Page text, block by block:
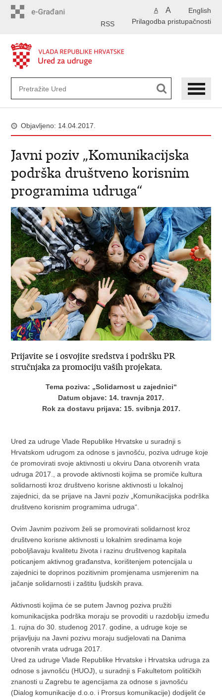
English
A A
Prilagodba pristupačnosti
RSS
Objavljeno: 14.04.2017.
Javni poziv „Komunikacijska
podrška društveno korisnim
programima udruga“
Prijavite se i osvojite sredstva i podršku PR
stručnjaka za promociju vaših projekata.
Tema poziva: „Solidarnost u zajednici“
Datum objave: 14. travnja 2017.
Rok za dostavu prijava: 15. svibnja 2017.
Ured za udruge Vlade Republike Hrvatske u suradnji s
Hrvatskom udrugom za odnose s javnošću, poziva udruge koje
će promovirati svoje aktivnosti u okviru Dana otvorenih vrata
udruga 2017., a provode aktivnosti kojima se promiče kultura
solidarnosti kroz društveno korisne aktivnosti u lokalnoj
zajednici, da se prijave na Javni poziv „Komunikacijska podrška
društveno korisnim programima udruga“.
Ovim Javnim pozivom želi se promovirati solidarnost kroz
društveno korisne aktivnosti u lokalnim sredinama koje
poboljšavaju kvalitetu života i razinu društvenog kapitala
poticanjem aktivnog građanstva, korištenjem potencijala u
zajednici te doprinos pozitivnim promjenama usmjerenim na
jačanje solidarnosti i zaštitu ljudskih prava.
Aktivnosti kojima će se putem Javnog poziva pružiti
komunikacijska podrška moraju se provoditi u razdoblju između
1. rujna do 30. studenog 2017. godine, a udruge koje se
prijavljuju na Javni pozivu moraju sudjelovati na Danima
otvorenih vrata udruga 2017.
Ured za udruge Vlade Republike Hrvatske i Hrvatska udruga za
odnose s javnošću (HUOJ), u suradnji s Fakultetom političkih
znanosti u Zagrebu te agencijama za odnose s javnošću
(Dialog komunikacije d.o.o. i Prorsus komunikacije) dodijelit će